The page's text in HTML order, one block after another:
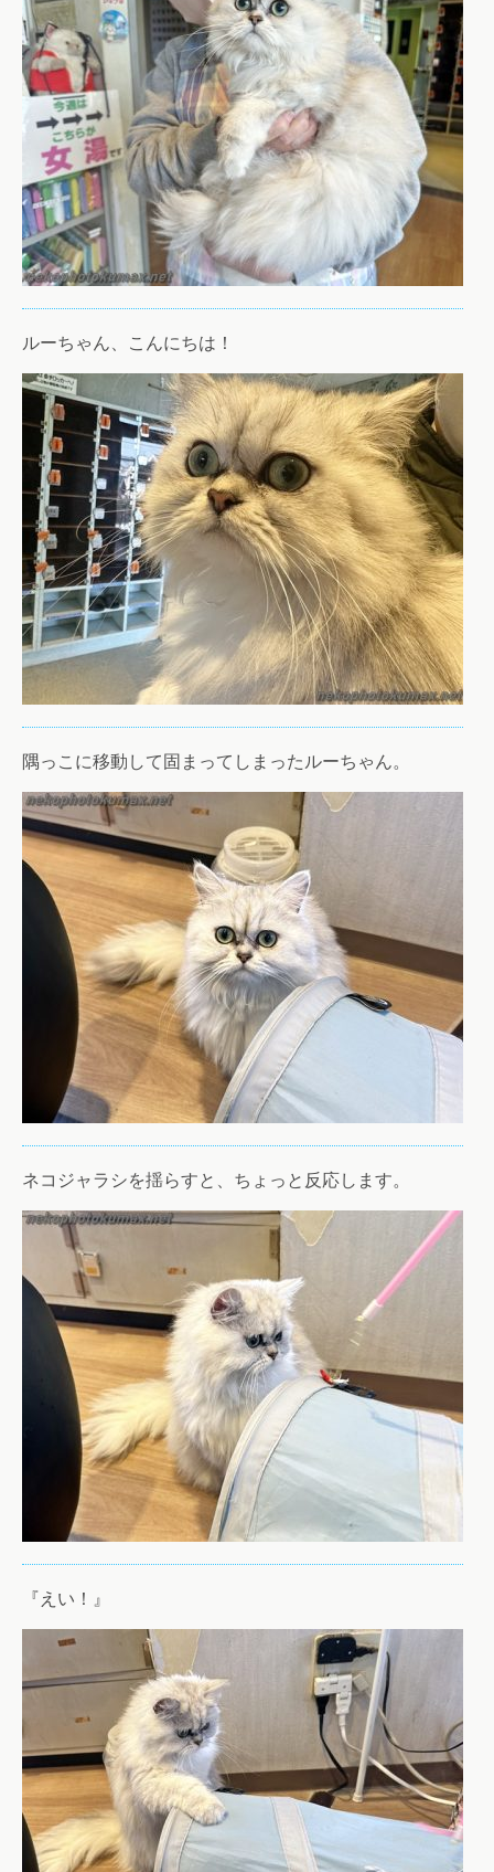
ルーちゃん、こんにちは！
隅っこに移動して固まってしまったルーちゃん。
ネコジャラシを揺らすと、ちょっと反応します。
『えい！』